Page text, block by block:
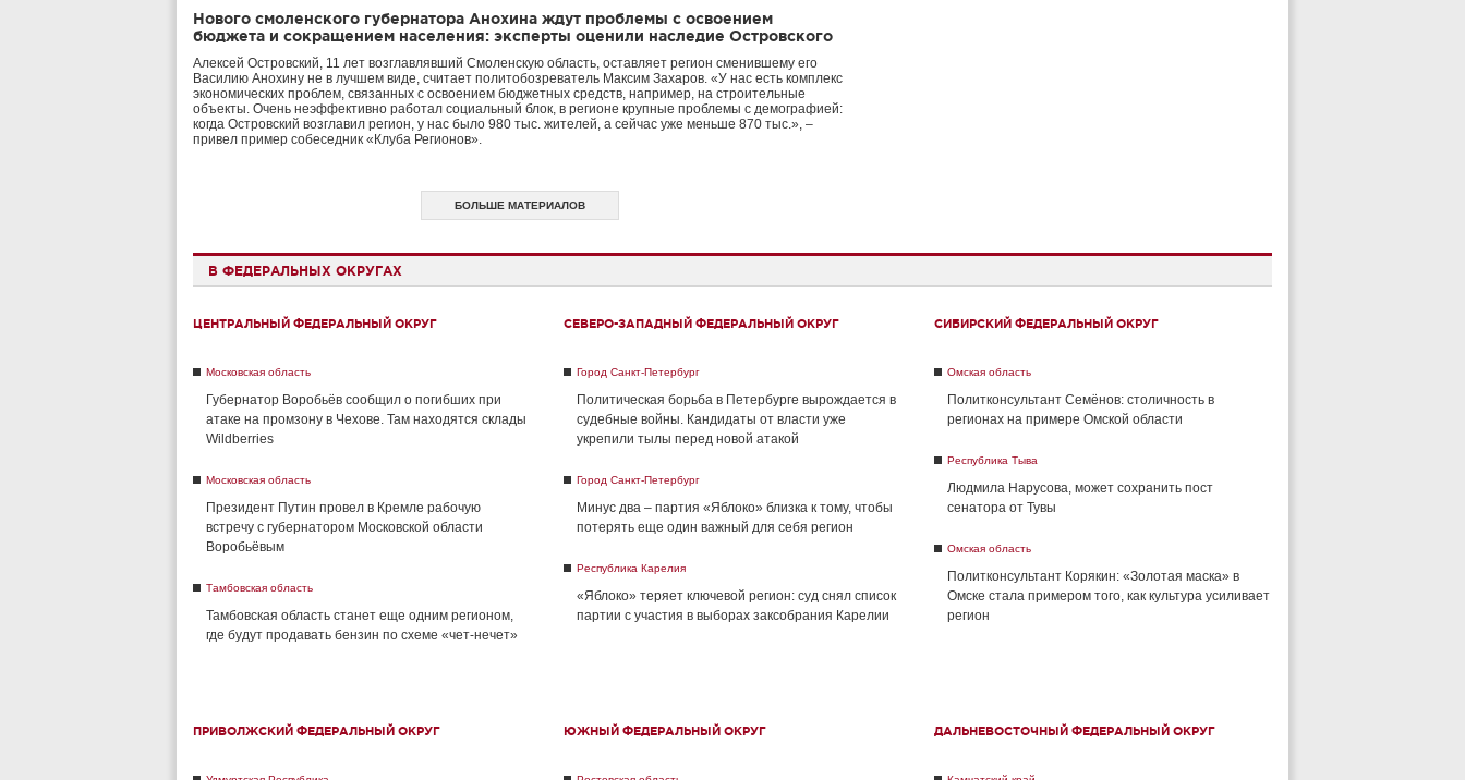
Нового смоленского губернатора Анохина ждут проблемы с освоением
бюджета и сокращением населения: эксперты оценили наследие Островского
Алексей Островский, 11 лет возглавлявший Смоленскую область, оставляет регион сменившему его
Василию Анохину не в лучшем виде, считает политобозреватель Максим Захаров. «У нас есть комплекс
экономических проблем, связанных с освоением бюджетных средств, например, на строительные
объекты. Очень неэффективно работал социальный блок, в регионе крупные проблемы с демографией:
когда Островский возглавил регион, у нас было 980 тыс. жителей, а сейчас уже меньше 870 тыс.», –
привел пример собеседник «Клуба Регионов».
БОЛЬШЕ МАТЕРИАЛОВ
В ФЕДЕРАЛЬНЫХ ОКРУГАХ
ЦЕНТРАЛЬНЫЙ ФЕДЕРАЛЬНЫЙ ОКРУГ
Московская область
Губернатор Воробьёв сообщил о погибших при
атаке на промзону в Чехове. Там находятся склады
Wildberries
Московская область
Президент Путин провел в Кремле рабочую
встречу с губернатором Московской области
Воробьёвым
Тамбовская область
Тамбовская область станет еще одним регионом,
где будут продавать бензин по схеме «чет-нечет»
СЕВЕРО-ЗАПАДНЫЙ ФЕДЕРАЛЬНЫЙ ОКРУГ
Город Санкт-Петербург
Политическая борьба в Петербурге вырождается в
судебные войны. Кандидаты от власти уже
укрепили тылы перед новой атакой
Город Санкт-Петербург
Минус два – партия «Яблоко» близка к тому, чтобы
потерять еще один важный для себя регион
Республика Карелия
«Яблоко» теряет ключевой регион: суд снял список
партии с участия в выборах заксобрания Карелии
СИБИРСКИЙ ФЕДЕРАЛЬНЫЙ ОКРУГ
Омская область
Политконсультант Семёнов: столичность в
регионах на примере Омской области
Республика Тыва
Людмила Нарусова, может сохранить пост
сенатора от Тувы
Омская область
Политконсультант Корякин: «Золотая маска» в
Омске стала примером того, как культура усиливает
регион
ПРИВОЛЖСКИЙ ФЕДЕРАЛЬНЫЙ ОКРУГ ЮЖНЫЙ ФЕДЕРАЛЬНЫЙ ОКРУГ ДАЛЬНЕВОСТОЧНЫЙ ФЕДЕРАЛЬНЫЙ ОКРУГ